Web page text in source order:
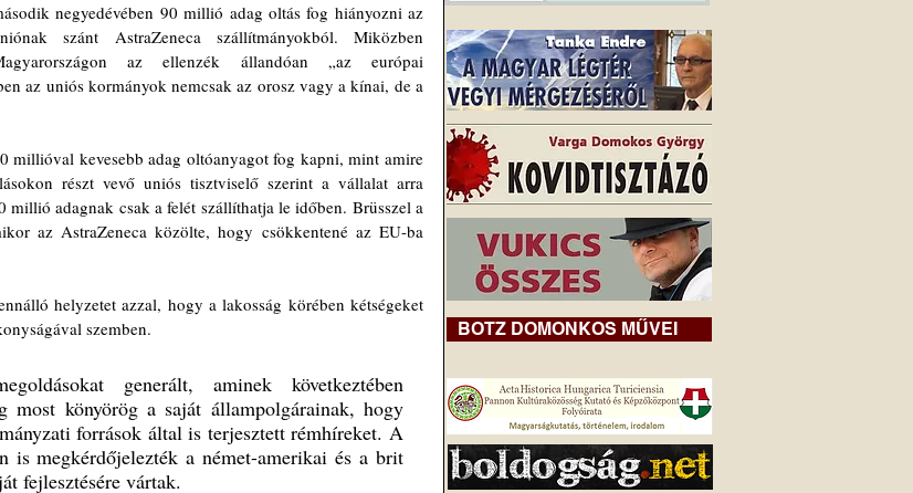
negyedévében 90 millió adag oltás fog hiányozni az
szánt AstraZeneca szállítmányokból. Miközben
az ellenzék állandóan „az európai
az uniós kormányok nemcsak az orosz vagy a kínai, de a
millióval kevesebb adag oltóanyagot fog kapni, mint amire
részt vevő uniós tisztviselő szerint a vállalat arra
adagnak csak a felét szállíthatja le időben. Brüsszel a
az AstraZeneca közölte, hogy csökkentené az EU-ba
helyzetet azzal, hogy a lakosság körében kétségeket
szemben.
generált, aminek következtében
most könyörög a saját állampolgárainak, hogy
források által is terjesztett rémhíreket. A
is megkérdőjelezték a német-amerikai és a brit
fejlesztésére vártak.
BOTZ DOMONKOS MŰVEI